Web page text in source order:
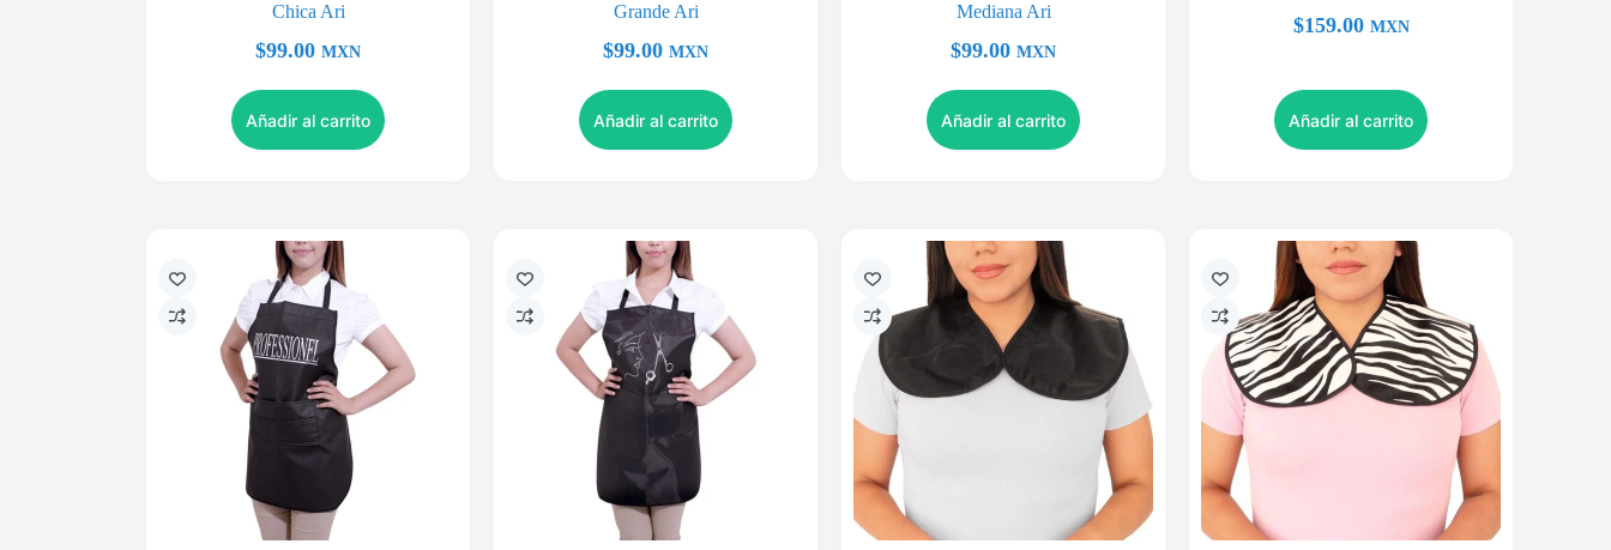
Chica Ari
$99.00 MXN
Añadir al carrito
Grande Ari
$99.00 MXN
Añadir al carrito
Mediana Ari
$99.00 MXN
Añadir al carrito
$159.00 MXN
Añadir al carrito